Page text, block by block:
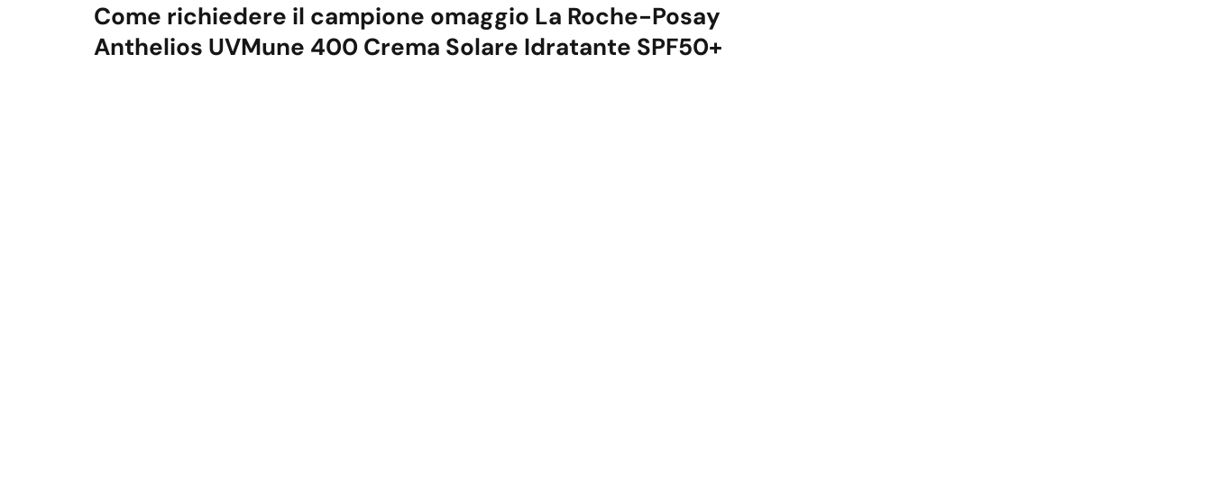
Come richiedere il campione omaggio La Roche-Posay
Anthelios UVMune 400 Crema Solare Idratante SPF50+